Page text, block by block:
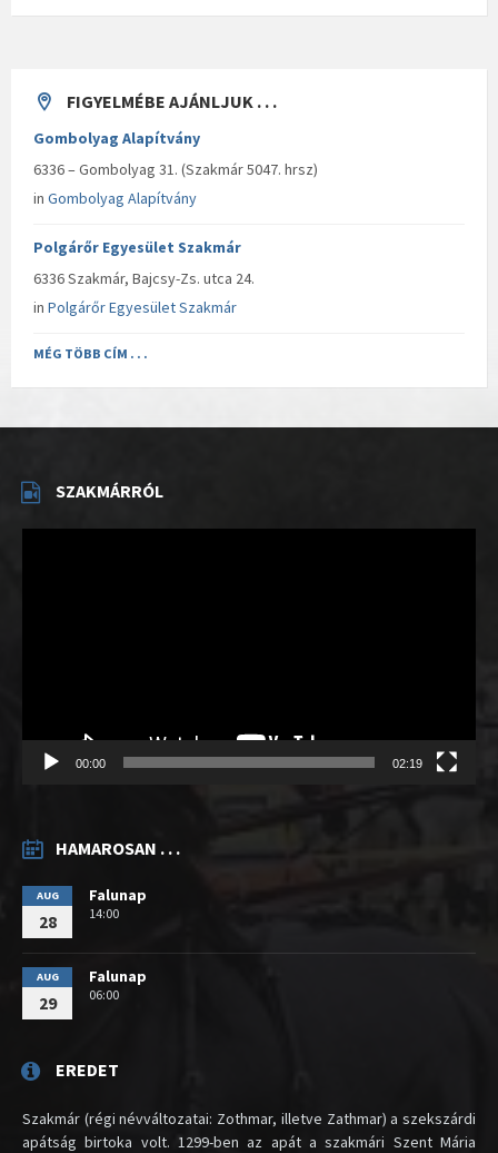
s
FIGYELMÉBE AJÁNLJUK . . .
Gombolyag Alapítvány
6336 – Gombolyag 31. (Szakmár 5047. hrsz)
in Gombolyag Alapítvány
Polgárőr Egyesület Szakmár
6336 Szakmár, Bajcsy-Zs. utca 24.
in Polgárőr Egyesület Szakmár
MÉG TÖBB CÍM . . .
SZAKMÁRRÓL
00:00 02:19
HAMAROSAN . . .
AUG
28
Falunap
14:00
AUG
29
Falunap
06:00
EREDET
Szakmár (régi névváltozatai: Zothmar, illetve Zathmar) a szekszárdi
apátság birtoka volt. 1299-ben az apát a szakmári Szent Mária